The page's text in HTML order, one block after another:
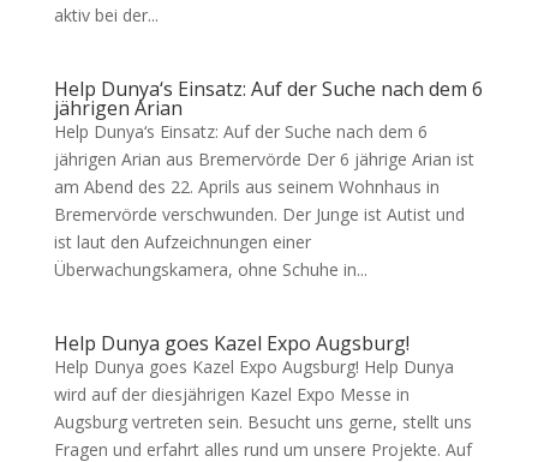
aktiv bei der...
Help Dunya‘s Einsatz: Auf der Suche nach dem 6
jährigen Arian
Help Dunya‘s Einsatz: Auf der Suche nach dem 6
jährigen Arian aus Bremervörde Der 6 jährige Arian ist
am Abend des 22. Aprils aus seinem Wohnhaus in
Bremervörde verschwunden. Der Junge ist Autist und
ist laut den Aufzeichnungen einer
Überwachungskamera, ohne Schuhe in...
Help Dunya goes Kazel Expo Augsburg!
Help Dunya goes Kazel Expo Augsburg! Help Dunya
wird auf der diesjährigen Kazel Expo Messe in
Augsburg vertreten sein. Besucht uns gerne, stellt uns
Fragen und erfahrt alles rund um unsere Projekte. Auf